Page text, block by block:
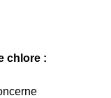
chlore :